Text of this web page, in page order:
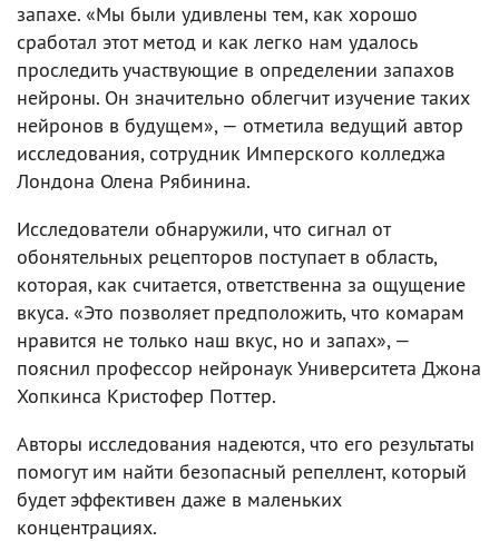
запахе. «Мы были удивлены тем, как хорошо
сработал этот метод и как легко нам удалось
проследить участвующие в определении запахов
нейроны. Он значительно облегчит изучение таких
нейронов в будущем», — отметила ведущий автор
исследования, сотрудник Имперского колледжа
Лондона Олена Рябинина.
Исследователи обнаружили, что сигнал от
обонятельных рецепторов поступает в область,
которая, как считается, ответственна за ощущение
вкуса. «Это позволяет предположить, что комарам
нравится не только наш вкус, но и запах», —
пояснил профессор нейронаук Университета Джона
Хопкинса Кристофер Поттер.
Авторы исследования надеются, что его результаты
помогут им найти безопасный репеллент, который
будет эффективен даже в маленьких
концентрациях.